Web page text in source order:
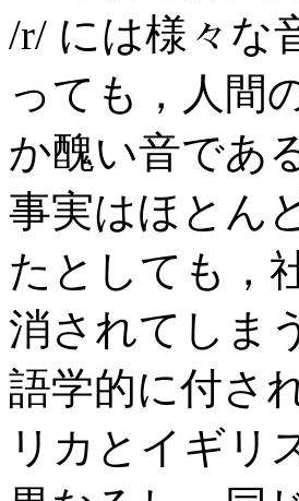
/r/ には様々な
っても，人間
か醜い音であ
事実はほとん
たとしても，
消されてしま
語学的に付さ
リカとイギリ